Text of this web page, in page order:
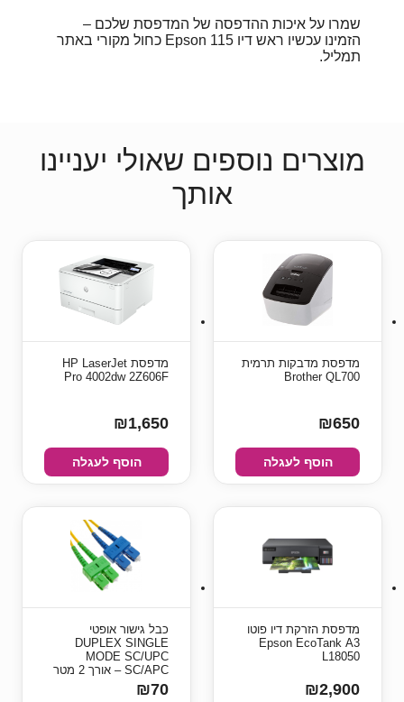
שמרו על איכות ההדפסה של המדפסת שלכם –
הזמינו עכשיו ראש דיו Epson 115 כחול מקורי באתר
תמליל.
מוצרים נוספים שאולי יעניינו
אותך
מדפסת מדבקות תרמית
Brother QL700
₪650
הוסף לעגלה
מדפסת HP LaserJet
Pro 4002dw 2Z606F
₪1,650
הוסף לעגלה
מדפסת ‏הזרקת דיו פוטו
A3 ‏Epson EcoTank
L18050
₪2,900
כבל גישור אופטי
DUPLEX SINGLE
MODE SC/UPC
SC/APC – אורך 2 מטר
₪70